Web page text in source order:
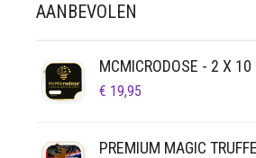
AANBEVOLEN
MCMICRODOSE - 2 X 10
€ 19,95
PREMIUM MAGIC